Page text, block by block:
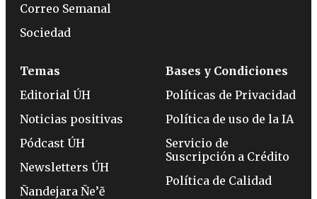
Correo Semanal
Sociedad
Temas
Editorial ÚH
Noticias positivas
Pódcast ÚH
Newsletters ÚH
Ñandejara Ñe’ẽ
Bases y Condiciones
Políticas de Privacidad
Política de uso de la IA
Servicio de
Suscripción a Crédito
Política de Calidad